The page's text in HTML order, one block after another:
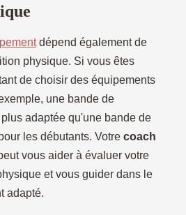
dépend également de
physique. Si vous êtes
de choisir des équipements
une bande de
adaptée qu'une bande de
les débutants. Votre coach
vous aider à évaluer votre
et vous guider dans le
adapté.